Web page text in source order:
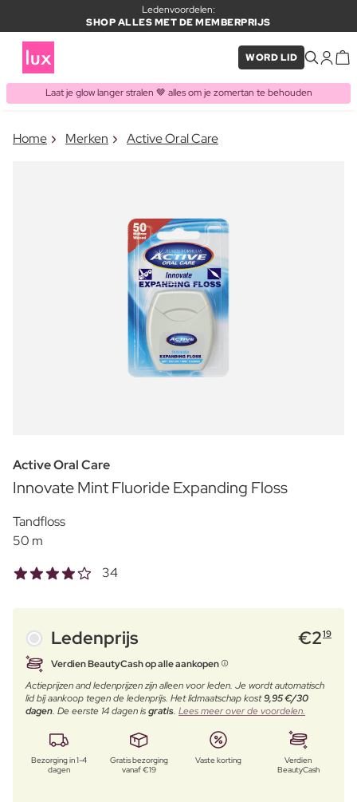
Ledenvoordelen:
SHOP ALLES MET DE MEMBERPRIJS
WORD LID
Laat je glow langer stralen 🤎 alles om je zomertan te behouden
ITEM TOEGEVOEGD AAN
Home Merken Active Oral Care
Active Oral Care
Innovate Mint Fluoride Expanding Floss
Tandfloss
50 m
34
Ledenprijs €219
Verdien BeautyCash op alle aankopen
Actieprijzen and ledenprijzen zijn alleen voor leden. Je wordt automatisch
lid bij aankoop tegen de ledenprijs. Het lidmaatschap kost9,95 €/30
dagen. De eerste 14 dagen isgratis. Lees meer over de voordelen.
Bezorging in 1-4
dagen
Gratis bezorging
vanaf €19
Vaste korting
Verdien
BeautyCash